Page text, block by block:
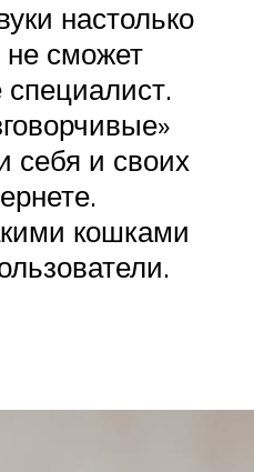
настолько
сможет
специалист.
себя и своих
кошками